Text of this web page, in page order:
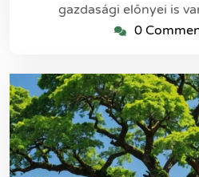
gazdasági előnyei is
0